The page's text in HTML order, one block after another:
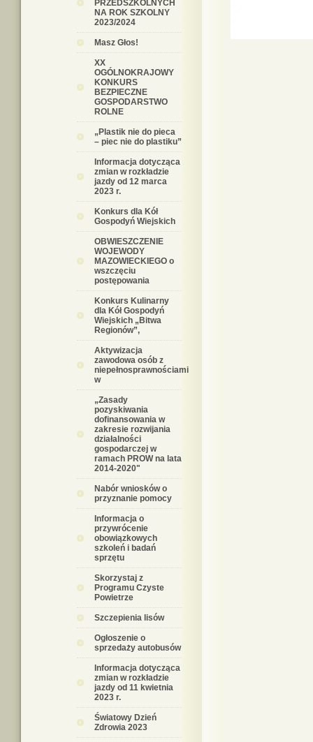
PRZEDSZKOLNYCH
NA ROK SZKOLNY
2023/2024
Masz Głos!
XX
OGÓLNOKRAJOWY
KONKURS
BEZPIECZNE
GOSPODARSTWO
ROLNE
„Plastik nie do pieca
– piec nie do plastiku”
Informacja dotycząca
zmian w rozkładzie
jazdy od 12 marca
2023 r.
Konkurs dla Kół
Gospodyń Wiejskich
OBWIESZCZENIE
WOJEWODY
MAZOWIECKIEGO o
wszczęciu
postępowania
Konkurs Kulinarny
dla Kół Gospodyń
Wiejskich „Bitwa
Regionów”,
Aktywizacja
zawodowa osób z
niepełnosprawnościami
w
„Zasady
pozyskiwania
dofinansowania w
zakresie rozwijania
działalności
gospodarczej w
ramach PROW na lata
2014-2020"
Nabór wniosków o
przyznanie pomocy
Informacja o
przywrócenie
obowiązkowych
szkoleń i badań
sprzętu
Skorzystaj z
Programu Czyste
Powietrze
Szczepienia lisów
Ogłoszenie o
sprzedaży autobusów
Informacja dotycząca
zmian w rozkładzie
jazdy od 11 kwietnia
2023 r.
Światowy Dzień
Zdrowia 2023